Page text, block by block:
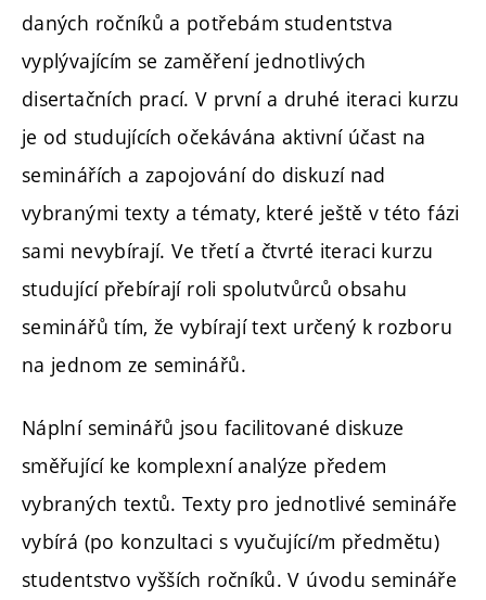
daných ročníků a potřebám studentstva
vyplývajícím se zaměření jednotlivých
disertačních prací. V první a druhé iteraci kurzu
je od studujících očekávána aktivní účast na
seminářích a zapojování do diskuzí nad
vybranými texty a tématy, které ještě v této fázi
sami nevybírají. Ve třetí a čtvrté iteraci kurzu
studující přebírají roli spolutvůrců obsahu
seminářů tím, že vybírají text určený k rozboru
na jednom ze seminářů.
Náplní seminářů jsou facilitované diskuze
směřující ke komplexní analýze předem
vybraných textů. Texty pro jednotlivé semináře
vybírá (po konzultaci s vyučující/m předmětu)
studentstvo vyšších ročníků. V úvodu semináře